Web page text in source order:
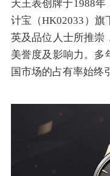
天王表创牌于1988
计宝（HK02033）
英及品位人士所推崇
美誉度及影响力。多
国市场的占有率始终